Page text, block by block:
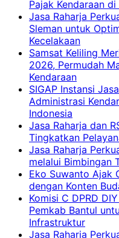
Pajak Kendaraan
Jasa Raharja
Sleman untuk
Kecelakaan
Samsat Keliling
2026, Permudah
Kendaraan
SIGAP Instansi
Administrasi
Indonesia
Jasa Raharja dan
Tingkatkan
Jasa Raharja
melalui Bimbingan
Eko Suwanto Ajak
dengan Konten
Komisi C DPRD
Pemkab Bantul
Infrastruktur
Jasa Raharja